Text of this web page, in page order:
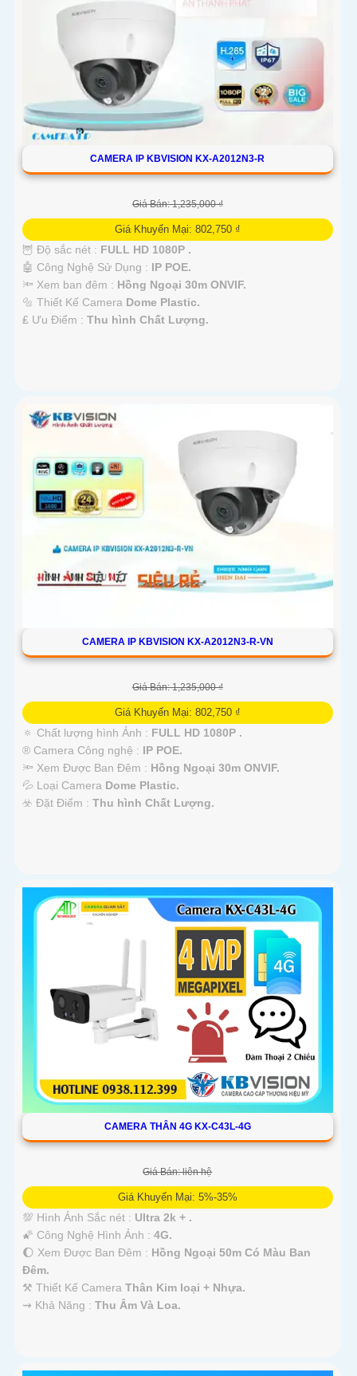
CAMERA IP KBVISION KX-A2012N3-R
Giá Bán: 1,235,000 ₫
Giá Khuyến Mại: 802,750 ₫
🦉 Độ sắc nét : FULL HD 1080P .
🤖️ Công Nghệ Sử Dụng : IP POE.
🔦 Xem ban đêm : Hồng Ngoại 30m ONVIF.
🔩 Thiết Kế Camera Dome Plastic.
️₤ Ưu Điểm : Thu hình Chất Lượng.
CAMERA IP KBVISION KX-A2012N3-R-VN
Giá Bán: 1,235,000 ₫
Giá Khuyến Mại: 802,750 ₫
🔅 Chất lượng hình Ảnh : FULL HD 1080P .
®️ Camera Công nghệ : IP POE.
🔦 Xem Được Ban Đêm : Hồng Ngoại 30m ONVIF.
💦 Loại Camera Dome Plastic.
️☣️ Đặt Điểm : Thu hình Chất Lượng.
CAMERA THÂN 4G KX-C43L-4G
Giá Bán: liên hệ
Giá Khuyến Mại: 5%-35%
💯 Hình Ảnh Sắc nét : Ultra 2k + .
🌠 Công Nghệ Hình Ảnh : 4G.
🌔 Xem Được Ban Đêm : Hồng Ngoại 50m Có Màu Ban
Ðêm.
⚒ Thiết Kế Camera Thân Kim loại + Nhựa.
️⇝ Khả Năng : Thu Âm Và Loa.